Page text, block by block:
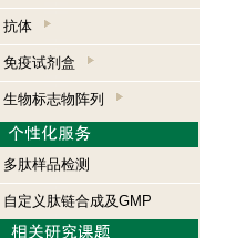
抗体
免疫试剂盒
生物标志物阵列
多肽样品检测
自定义肽链合成及GMP